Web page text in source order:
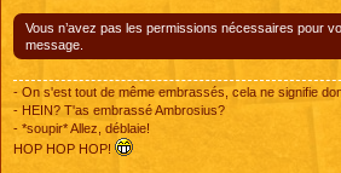
Vous n’avez pas les permissions nécessaires pour
message.
- On s'est tout de même embrassés, cela ne signifie
- HEIN? T'as embrassé Ambrosius?
- *soupir* Allez, déblaie!
HOP HOP HOP!